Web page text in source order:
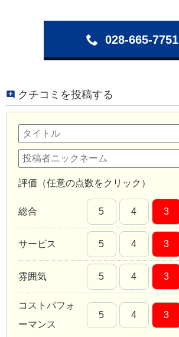
028-665-7751
クチコミを投稿する
評価（任意の点数をクリック）
総合 5 4 3
サービス 5 4 3
雰囲気 5 4 3
コストパフォ
ーマンス
5 4 3